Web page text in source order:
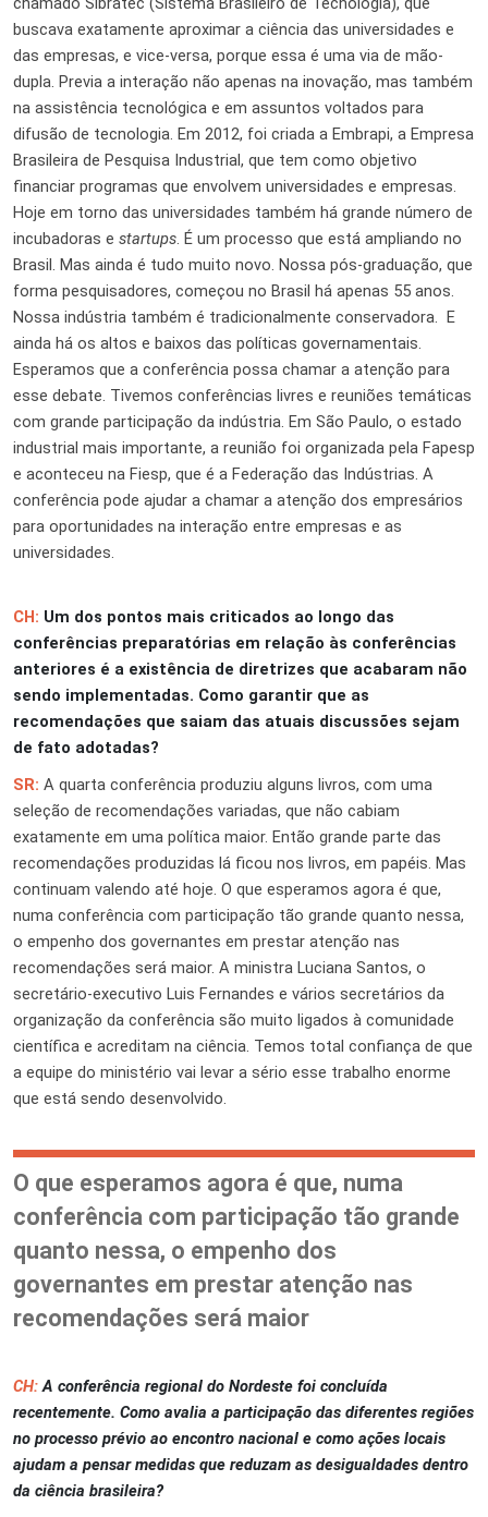
buscava exatamente aproximar a ciência das universidades e
das empresas, e vice-versa, porque essa é uma via de mão-
dupla. Previa a interação não apenas na inovação, mas também
na assistência tecnológica e em assuntos voltados para
difusão de tecnologia. Em 2012, foi criada a Embrapi, a Empresa
Brasileira de Pesquisa Industrial, que tem como objetivo
financiar programas que envolvem universidades e empresas.
Hoje em torno das universidades também há grande número de
incubadoras e startups. É um processo que está ampliando no
Brasil. Mas ainda é tudo muito novo. Nossa pós-graduação, que
forma pesquisadores, começou no Brasil há apenas 55 anos.
Nossa indústria também é tradicionalmente conservadora. E
ainda há os altos e baixos das políticas governamentais.
Esperamos que a conferência possa chamar a atenção para
esse debate. Tivemos conferências livres e reuniões temáticas
com grande participação da indústria. Em São Paulo, o estado
industrial mais importante, a reunião foi organizada pela Fapesp
e aconteceu na Fiesp, que é a Federação das Indústrias. A
conferência pode ajudar a chamar a atenção dos empresários
para oportunidades na interação entre empresas e as
universidades.
CH: Um dos pontos mais criticados ao longo das
conferências preparatórias em relação às conferências
anteriores é a existência de diretrizes que acabaram não
sendo implementadas. Como garantir que as
recomendações que saiam das atuais discussões sejam
de fato adotadas?
SR: A quarta conferência produziu alguns livros, com uma
seleção de recomendações variadas, que não cabiam
exatamente em uma política maior. Então grande parte das
recomendações produzidas lá ficou nos livros, em papéis. Mas
continuam valendo até hoje. O que esperamos agora é que,
numa conferência com participação tão grande quanto nessa,
o empenho dos governantes em prestar atenção nas
recomendações será maior. A ministra Luciana Santos, o
secretário-executivo Luis Fernandes e vários secretários da
organização da conferência são muito ligados à comunidade
científica e acreditam na ciência. Temos total confiança de que
a equipe do ministério vai levar a sério esse trabalho enorme
que está sendo desenvolvido.
O que esperamos agora é que, numa
conferência com participação tão grande
quanto nessa, o empenho dos
governantes em prestar atenção nas
recomendações será maior
CH:A conferência regional do Nordeste foi concluída
recentemente. Como avalia a participação das diferentes regiões
no processo prévio ao encontro nacional e como ações locais
ajudam a pensar medidas que reduzam as desigualdades dentro
da ciência brasileira?